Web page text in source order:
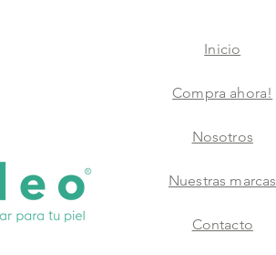
Inicio
Compra ahora!
Nosotros
Nuestras marcas
Contacto